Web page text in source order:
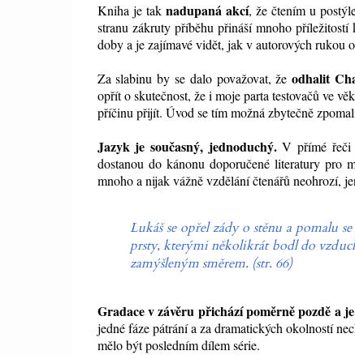
Kniha je taknadupaná akcí, že čtením u
stranu zákruty příběhu přináší mnoho
doby a je zajímavé vidět, jak v autorových rukou
Za slabinu by se dalo považovat, žeodhalit
opřít o skutečnost, že i moje parta testovačů ve
příčinu přijít. Úvod se tím možná zbytečně
Jazyk je současný, jednoduchý.V přímé řeči
dostanou do kánonu doporučené literatury pro
mnoho a nijak vážně vzdělání čtenářů neohrozí,
Lukáš se opřel zády o stěnu a pomalu
prsty, kterými několikrát bodl do
zamýšleným směrem. (str. 66)
Gradace v závěru přichází poměrně pozdě a
jedné fáze pátrání a za dramatických okolností
mělo být posledním dílem série.